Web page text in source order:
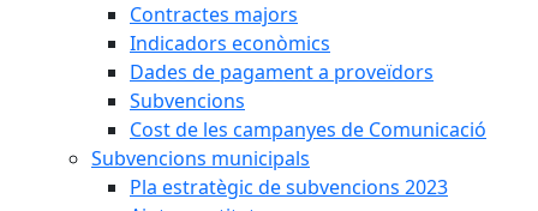
Contractes majors
Indicadors econòmics
Dades de pagament a proveïdors
Subvencions
Cost de les campanyes de Comunicació
Subvencions municipals
Pla estratègic de subvencions 2023